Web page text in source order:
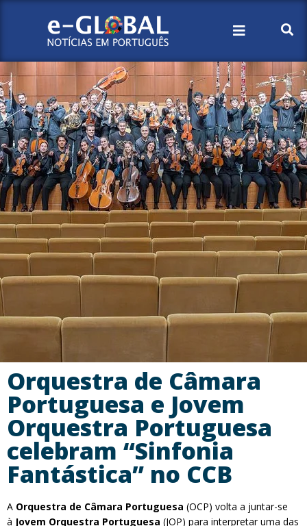
Orquestra de Câmara
Portuguesa e Jovem
Orquestra Portuguesa
celebram “Sinfonia
Fantástica” no CCB
A Orquestra de Câmara Portuguesa (OCP) volta a juntar-se
à Jovem Orquestra Portuguesa (JOP) para interpretar uma das